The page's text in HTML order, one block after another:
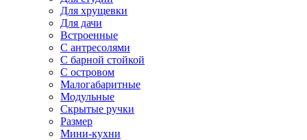
Для хрущевки
Для дачи
Встроенные
С антресолями
С барной стойкой
С островом
Малогабаритные
Модульные
Скрытые ручки
Размер
Мини-кухни